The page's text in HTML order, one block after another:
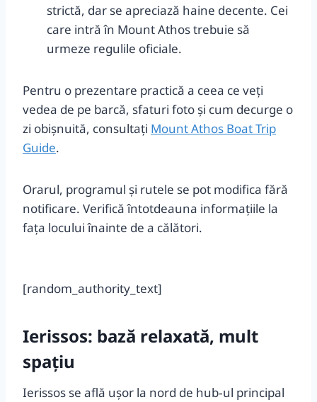
strictă, dar se apreciază haine decente. Cei
care intră în Mount Athos trebuie să
urmeze regulile oficiale.
Pentru o prezentare practică a ceea ce veți
vedea de pe barcă, sfaturi foto și cum decurge o
zi obișnuită, consultați Mount Athos Boat Trip
Guide.
Orarul, programul și rutele se pot modifica fără
notificare. Verifică întotdeauna informațiile la
fața locului înainte de a călători.
[random_authority_text]
Ierissos: bază relaxată, mult
spațiu
Ierissos se află ușor la nord de hub‑ul principal